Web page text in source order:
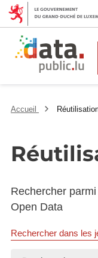
Accueil
Rechercher
Open Data
Rechercher dans les